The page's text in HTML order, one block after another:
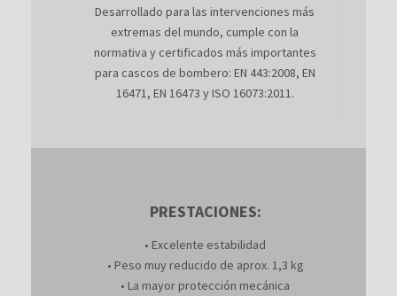
Desarrollado para las intervenciones más
extremas del mundo, cumple con la
normativa y certificados más importantes
para cascos de bombero: EN 443:2008, EN
16471, EN 16473 y ISO 16073:2011.
PRESTACIONES:
• Excelente estabilidad
• Peso muy reducido de aprox. 1,3 kg
• La mayor protección mecánica